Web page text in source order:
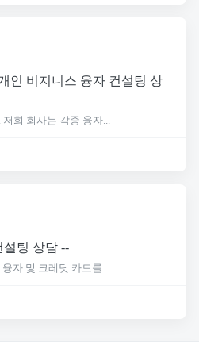
인 비지니스 융자 컨설팅 상
희 회사는 각종 융자...
설팅 상담 --
자 및 크레딧 카드를 ...